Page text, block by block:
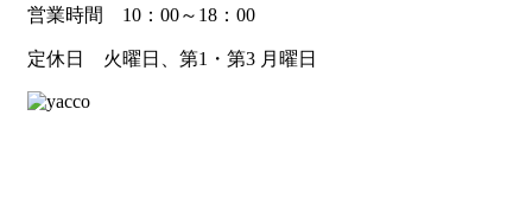
営業時間 10：00～18：00
定休日 火曜日、第1・第3 月曜日